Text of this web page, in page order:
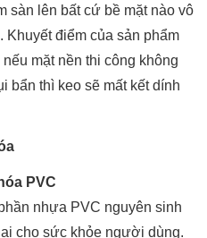
sàn lên bất cứ bề mặt nào vô
điểm của sản phẩm
mặt nền thi công không
bẩn thì keo sẽ mất kết dính
PVC
nhựa PVC nguyên sinh
cho sức khỏe người dùng.